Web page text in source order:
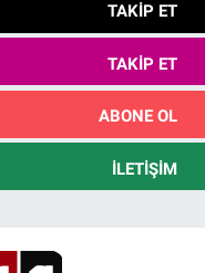
TAKIP ET
TAKIP ET
ABONE OL
İLETIŞIM